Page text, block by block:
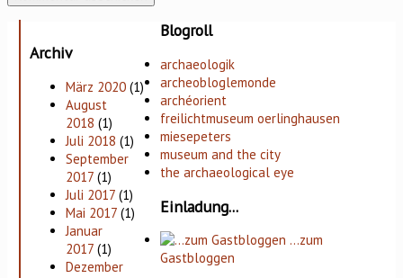
Archiv
März 2020 (1)
August
2018 (1)
Juli 2018 (1)
September
2017 (1)
Juli 2017 (1)
Mai 2017 (1)
Januar
2017 (1)
Dezember
Blogroll
archaeologik
archeobloglemonde
archéorient
freilichtmuseum oerlinghausen
miesepeters
museum and the city
the archaeological eye
Einladung...
…zum
Gastbloggen